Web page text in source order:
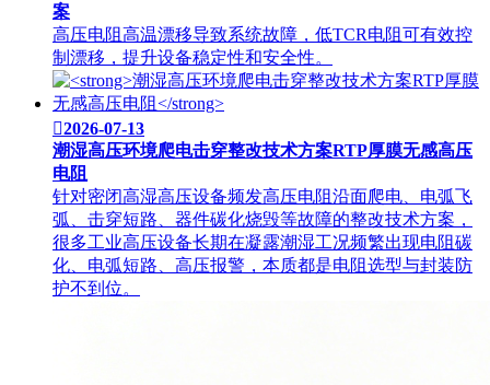
案
高压电阻高温漂移导致系统故障，低TCR电阻可有效控
制漂移，提升设备稳定性和安全性。
2026-07-13
潮湿高压环境爬电击穿整改技术方案RTP厚膜无感高压
电阻
针对密闭高湿高压设备频发高压电阻沿面爬电、电弧飞
弧、击穿短路、器件碳化烧毁等故障的整改技术方案，
很多工业高压设备长期在凝露潮湿工况频繁出现电阻碳
化、电弧短路、高压报警，本质都是电阻选型与封装防
护不到位。